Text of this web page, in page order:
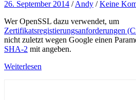
26. September 2014 /Andy /Keine
Wer OpenSSL dazu verwendet, um
Zertifikatsregistierungsanforderungen
nicht zuletzt wegen Google einen
SHA-2 mit angeben.
Weiterlesen